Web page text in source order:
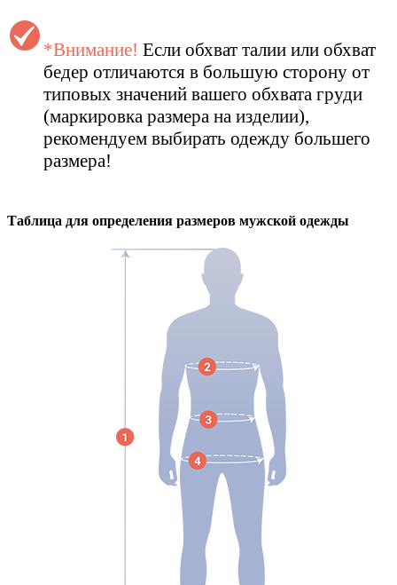
*Внимание! Если обхват талии или обхват
бедер отличаются в большую сторону от
типовых значений вашего обхвата груди
(маркировка размера на изделии),
рекомендуем выбирать одежду большего
размера!
Таблица для определения размеров мужской одежды